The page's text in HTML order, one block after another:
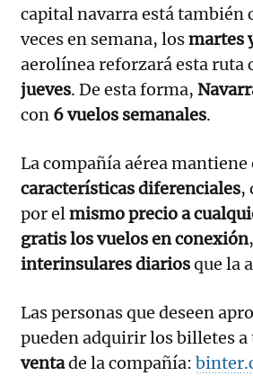
capital navarra está también
veces en semana, losmartes
aerolínea reforzará esta ruta
jueves. De esta forma,
con 6 vuelos semanales.
La compañía aérea mantiene
características diferenciales,
por elmismo precio a
gratis los vuelos en conexión
interinsulares diariosque la
Las personas que deseen
pueden adquirir los billetes
ventade la compañía: